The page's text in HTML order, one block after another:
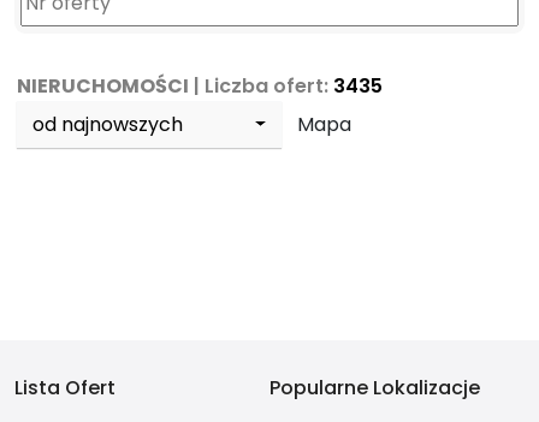
NIERUCHOMOŚCI | Liczba ofert: 3435
od najnowszych
Mapa
Lista Ofert
Popularne Lokalizacje